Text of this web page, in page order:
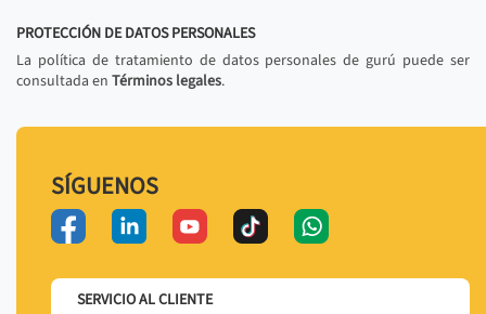
PROTECCIÓN DE DATOS PERSONALES
La política de tratamiento de datos personales de gurú puede ser
consultada en Términos legales.
SÍGUENOS
SERVICIO AL CLIENTE